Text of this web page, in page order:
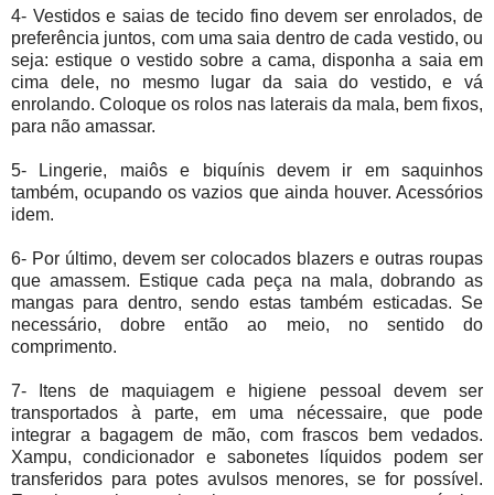
4- Vestidos e saias de tecido fino devem ser enrolados, de
preferência juntos, com uma saia dentro de cada vestido, ou
seja: estique o vestido sobre a cama, disponha a saia em
cima dele, no mesmo lugar da saia do vestido, e vá
enrolando. Coloque os rolos nas laterais da mala, bem fixos,
para não amassar.
5- Lingerie, maiôs e biquínis devem ir em saquinhos
também, ocupando os vazios que ainda houver. Acessórios
idem.
6- Por último, devem ser colocados blazers e outras roupas
que amassem. Estique cada peça na mala, dobrando as
mangas para dentro, sendo estas também esticadas. Se
necessário, dobre então ao meio, no sentido do
comprimento.
7- Itens de maquiagem e higiene pessoal devem ser
transportados à parte, em uma nécessaire, que pode
integrar a bagagem de mão, com frascos bem vedados.
Xampu, condicionador e sabonetes líquidos podem ser
transferidos para potes avulsos menores, se for possível.